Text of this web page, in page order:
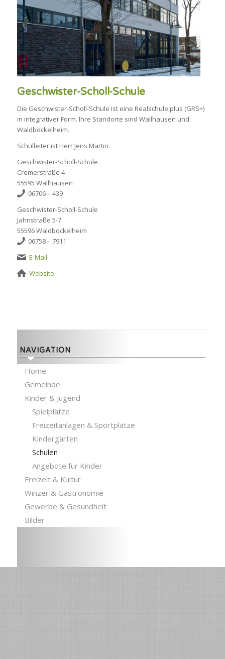
Geschwister-Scholl-Schule
Die Geschwister-Scholl-Schule ist eine Realschule plus (GRS+)
in integrativer Form. Ihre Standorte sind Wallhausen und
Waldböckelheim.
Schulleiter ist Herr Jens Martin.
Geschwister-Scholl-Schule
Cremerstraße 4
55595 Wallhausen
06706 – 439
Geschwister-Scholl-Schule
Jahnstraße 5-7
55596 Waldböckelheim
06758 – 7911
E-Mail
Website
NAVIGATION
Home
Gemeinde
Kinder & Jugend
Spielplätze
Freizeitanlagen & Sportplätze
Kindergärten
Schulen
Angebote für Kinder
Freizeit & Kultur
Winzer & Gastronomie
Gewerbe & Gesundheit
Bilder